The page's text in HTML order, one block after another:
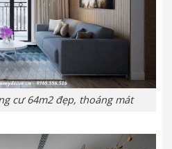
cư 64m2 đẹp, thoáng mát